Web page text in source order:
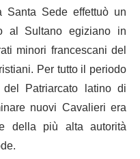
Sede effettuò un
al Sultano egiziano in
minori francescani del
Per tutto il periodo
Patriarcato latino di
nuovi Cavalieri era
della più alta autorità